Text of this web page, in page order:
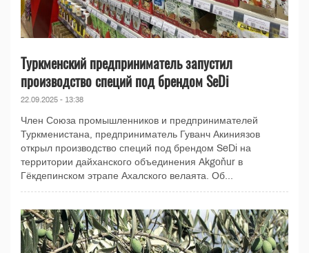
Туркменский предприниматель запустил
производство специй под брендом SeDi
22.09.2025 - 13:38
Член Союза промышленников и предпринимателей
Туркменистана, предприниматель Гуванч Акиниязов
открыл производство специй под брендом SeDi на
территории дайханского объединения Akgoňur в
Гёкдепинском этрапе Ахалского велаята. Об...